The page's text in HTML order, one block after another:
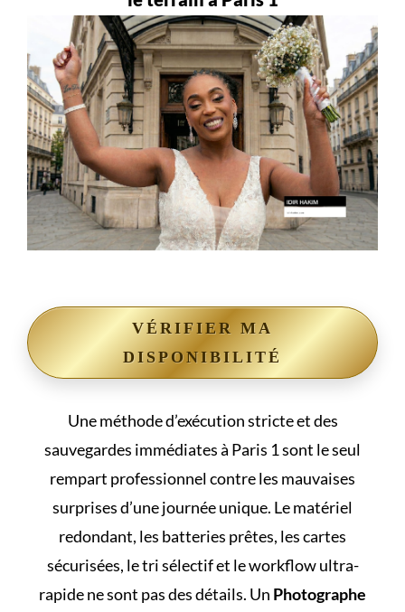
VÉRIFIER MA
DISPONIBILITÉ
Une méthode d’exécution stricte et des
sauvegardes immédiates à Paris 1 sont le seul
rempart professionnel contre les mauvaises
surprises d’une journée unique. Le matériel
redondant, les batteries prêtes, les cartes
sécurisées, le tri sélectif et le workflow ultra-
rapide ne sont pas des détails. Un Photographe